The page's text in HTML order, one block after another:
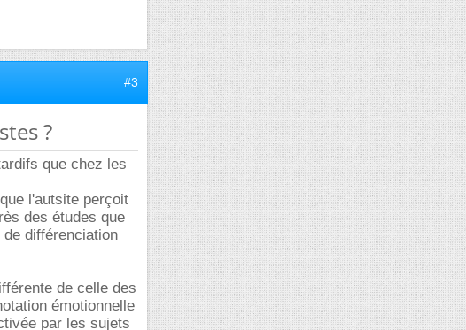
#3
?
que chez les
l'autsite perçoit
des études que
différenciation
de celle des
émotionnelle
par les sujets